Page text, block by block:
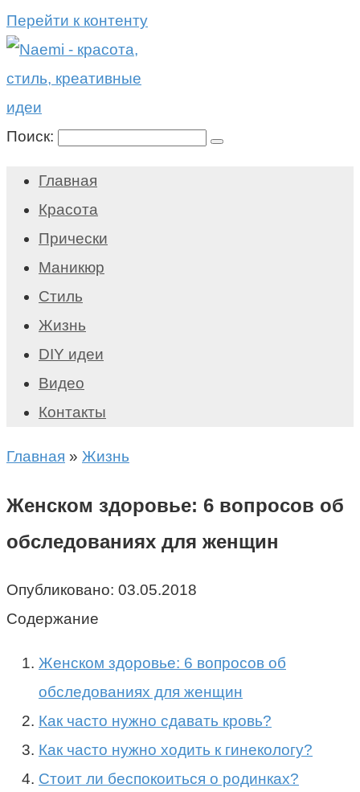
Перейти к контенту
Поиск:
Главная
Красота
Прически
Маникюр
Стиль
Жизнь
DIY идеи
Видео
Контакты
Главная » Жизнь
Женском здоровье: 6 вопросов об
обследованиях для женщин
Опубликовано: 03.05.2018
Содержание
Женском здоровье: 6 вопросов об
обследованиях для женщин
Как часто нужно сдавать кровь?
Как часто нужно ходить к гинекологу?
Стоит ли беспокоиться о родинках?